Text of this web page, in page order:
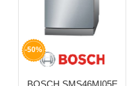
-50%
BOSCH SMS46MI05E